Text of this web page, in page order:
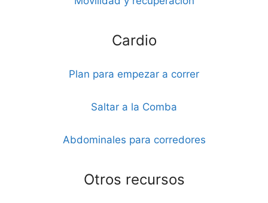
Cardio
Plan para empezar a correr
Saltar a la Comba
Abdominales para corredores
Otros recursos